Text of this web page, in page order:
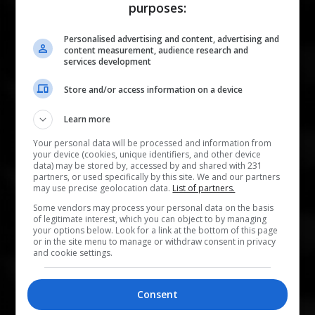
والفني. وفي سبيل تحقيق ذلك، سخّرت الإذاعة منذ
انطلاقتها جميع إمكانياتها لبث مادة إعلامية مميزة
وتمكنت من احتلال الصدارة في كل مناسبة. "سومر
أف.أم" إذاعة حيوية، فنية وترفيهية وتثقيفية مستقلة،
تضم فريق عملٍ من المبدعين الشباب الموزّعين بين الإخراج
وتقديم البرامج والإعداد والبث والإدارة، تتألق بأفكارها
الجديدة والمبتكرة فتكون السباقة دائماً في تقديم كل
ما هو مميز ومفيد للجمهور العراقي، وهذا بشهادة آلاف
الإتصالات والرسائل القصيرة التي ترد يومياً إلى الإذاعة.
برامجنا
هذه الإذاعة الشبابية بروحها، تتوجه إلى كافة شرائح
المجتمع بفضلِ برامجِها الشاملة، فيستمع إليها الكبار
والصغار، لما في مضمونها من تنوّعٍ إن لجهة الأغنيات
العراقية والكردية والعربية والأجنبية التي تبثها، أو لجهة
purposes:
Personalised advertising and content, advertising and
content measurement, audience research and
services development
Store and/or access information on a device
Learn more
Your personal data will be processed and information from
your device (cookies, unique identifiers, and other device
data) may be stored by, accessed by and shared with 231
partners, or used specifically by this site. We and our partners
may use precise geolocation data. List of partners.
Some vendors may process your personal data on the basis
of legitimate interest, which you can object to by managing
your options below. Look for a link at the bottom of this page
or in the site menu to manage or withdraw consent in privacy
and cookie settings.
Consent